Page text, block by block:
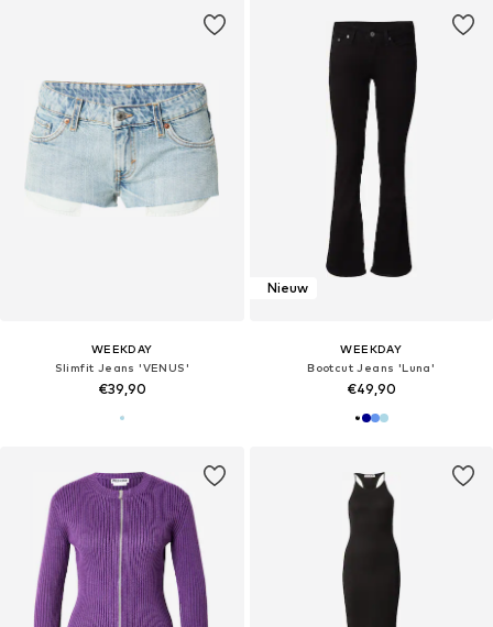
WEEKDAY
Slimfit Jeans 'VENUS'
€39,90
Nieuw
WEEKDAY
Bootcut Jeans 'Luna'
€49,90